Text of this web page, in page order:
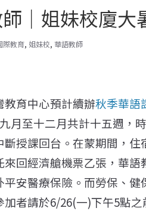
｜姐妹校廈大
際教育, 姐妹校, 華語教師
育中心預計續辦秋季華語
月至十二月共計十五週，
授課回台。在蒙期間，住
回經濟艙機票乙張，華語
安醫療保險。而勞保、健
者請於6/26(一)下午5點